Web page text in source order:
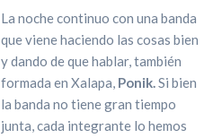
La noche continuo con una banda
que viene haciendo las cosas bien
y dando de que hablar, también
formada en Xalapa,Ponik.Si bien
la banda no tiene gran tiempo
junta, cada integrante lo hemos